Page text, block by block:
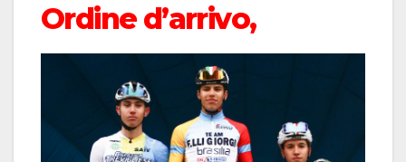
Ordine d’arrivo,